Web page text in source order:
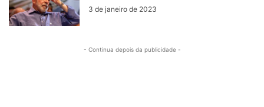
3 de janeiro de 2023
- Continua depois da publicidade -